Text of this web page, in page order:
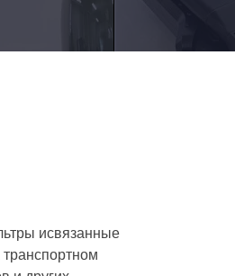
исвязанные